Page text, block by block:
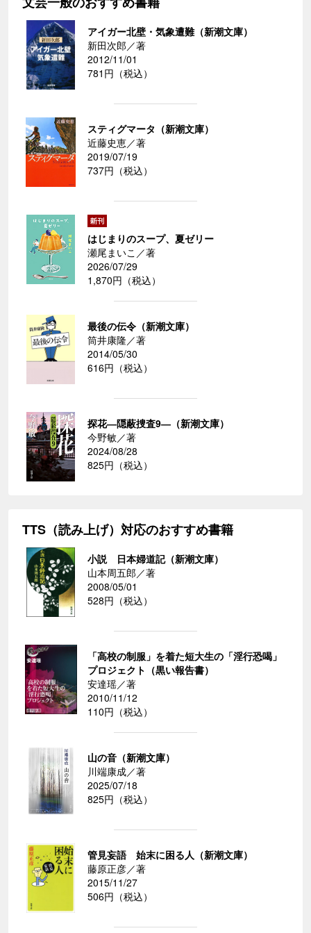
アイガー北壁・気象遭難（新潮文庫）
新田次郎／著
2012/11/01
781円（税込）
スティグマータ（新潮文庫）
近藤史恵／著
2019/07/19
737円（税込）
はじまりのスープ、夏ゼリー
瀬尾まいこ／著
2026/07/29
1,870円（税込）
最後の伝令（新潮文庫）
筒井康隆／著
2014/05/30
616円（税込）
探花―隠蔽捜査9―（新潮文庫）
今野敏／著
2024/08/28
825円（税込）
TTS（読み上げ）対応のおすすめ書籍
小説 日本婦道記（新潮文庫）
山本周五郎／著
2008/05/01
528円（税込）
「高校の制服」を着た短大生の「淫行恐喝」
プロジェクト（黒い報告書）
安達瑶／著
2010/11/12
110円（税込）
山の音（新潮文庫）
川端康成／著
2025/07/18
825円（税込）
管見妄語 始末に困る人（新潮文庫）
藤原正彦／著
2015/11/27
506円（税込）